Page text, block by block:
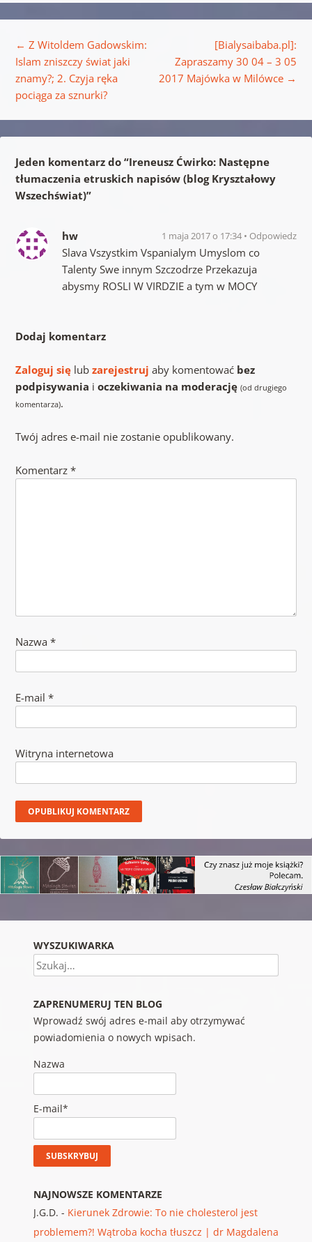
← Z Witoldem Gadowskim:
Islam zniszczy świat jaki
znamy?; 2. Czyja ręka
pociąga za sznurki?
[Bialysaibaba.pl]:
Zapraszamy 30 04 – 3 05
2017 Majówka w Milówce →
Jeden komentarz do “Ireneusz Ćwirko: Następne
tłumaczenia etruskich napisów (blog Kryształowy
Wszechświat)”
hw 1 maja 2017 o 17:34 Odpowiedz
Slava Vszystkim Vspanialym Umyslom co
Talenty Swe innym Szczodrze Przekazuja
abysmy ROSLI W VIRDZIE a tym w MOCY
Dodaj komentarz
Zaloguj sięlub zarejestruj aby komentować bez
podpisywania i oczekiwania na moderację (od drugiego
komentarza).
Twój adres e-mail nie zostanie opublikowany.
Komentarz *
Nazwa *
E-mail *
Witryna internetowa
WYSZUKIWARKA
Szukaj
ZAPRENUMERUJ TEN BLOG
Wprowadź swój adres e-mail aby otrzymywać
powiadomienia o nowych wpisach.
Nazwa
E-mail*
NAJNOWSZE KOMENTARZE
J.G.D. - Kierunek Zdrowie: To nie cholesterol jest
problemem?! Wątroba kocha tłuszcz | dr Magdalena